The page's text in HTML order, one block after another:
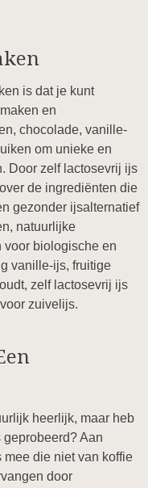
is dat je kunt
en
chocolade, vanille-
om unieke en
Door zelf lactosevrij ijs
de ingrediënten die
gezonder ijsalternatief
natuurlijke
voor biologische en
vanille-ijs, fruitige
zelf lactosevrij ijs
zuivelijs.
heerlijk, maar heb
Aan
die niet van koffie
door